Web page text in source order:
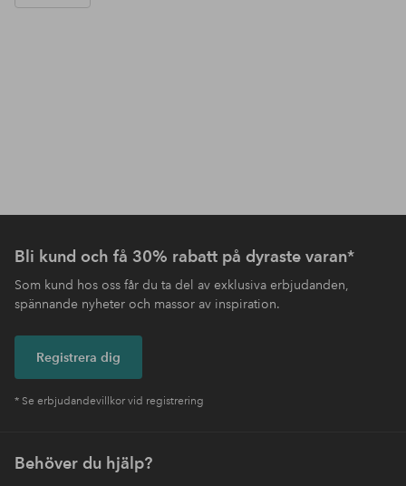
Bli kund och få 30% rabatt på dyraste varan*
Som kund hos oss får du ta del av exklusiva erbjudanden,
spännande nyheter och massor av inspiration.
Registrera dig
* Se erbjudandevillkor vid registrering
Behöver du hjälp?